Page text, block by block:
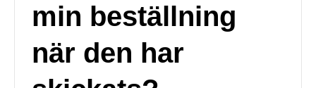
min beställning
när den har